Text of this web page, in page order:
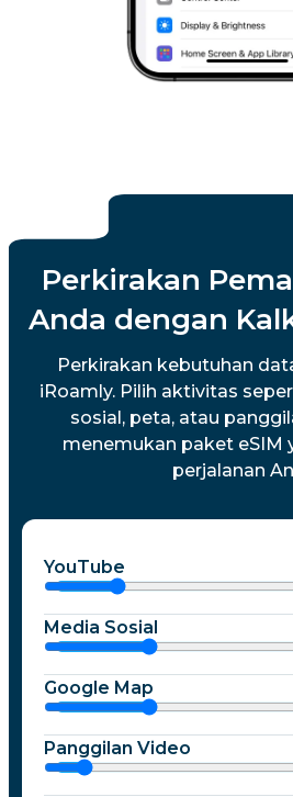
Perkirakan
Anda dengan
Perkirakan kebutuhan
iRoamly. Pilih aktivitas
sosial, peta, atau
menemukan paket eSIM
perjalanan
YouTube
Media Sosial
Google Map
Panggilan Video